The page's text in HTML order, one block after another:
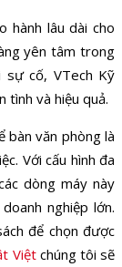
hành lâu dài cho
yên tâm trong
sự cố, VTech Kỹ
tình và hiệu quả.
bàn văn phòng là
Với cấu hình đa
dòng máy này
nghiệp lớn.
để chọn được
Việtchúng tôi sẽ